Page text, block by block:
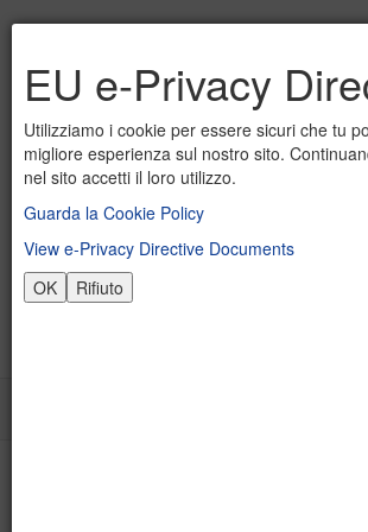
EU e-Privacy
Utilizziamo i cookie per essere sicuri che tu
migliore esperienza sul nostro sito.
nel sito accetti il loro utilizzo.
Guarda la Cookie Policy
View e-Privacy Directive Documents
OK
Rifiuto